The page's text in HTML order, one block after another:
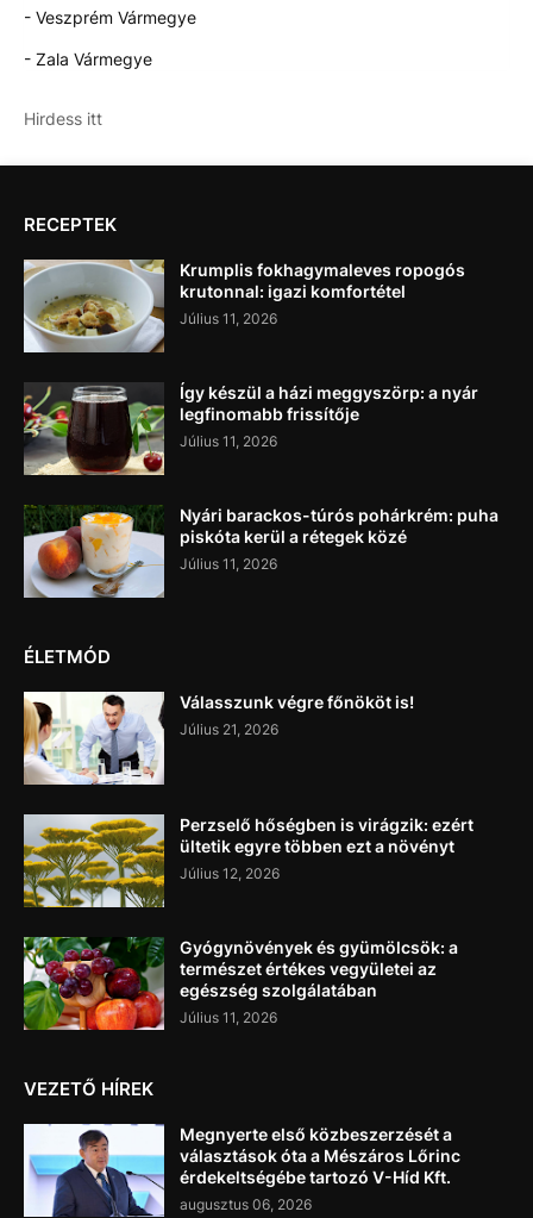
- Veszprém Vármegye
- Zala Vármegye
Hirdess itt
RECEPTEK
Krumplis fokhagymaleves ropogós
krutonnal: igazi komfortétel
Július 11, 2026
Így készül a házi meggyszörp: a nyár
legfinomabb frissítője
Július 11, 2026
Nyári barackos-túrós pohárkrém: puha
piskóta kerül a rétegek közé
Július 11, 2026
ÉLETMÓD
Válasszunk végre főnököt is!
Július 21, 2026
Perzselő hőségben is virágzik: ezért
ültetik egyre többen ezt a növényt
Július 12, 2026
Gyógynövények és gyümölcsök: a
természet értékes vegyületei az
egészség szolgálatában
Július 11, 2026
VEZETŐ HÍREK
Megnyerte első közbeszerzését a
választások óta a Mészáros Lőrinc
érdekeltségébe tartozó V-Híd Kft.
augusztus 06, 2026